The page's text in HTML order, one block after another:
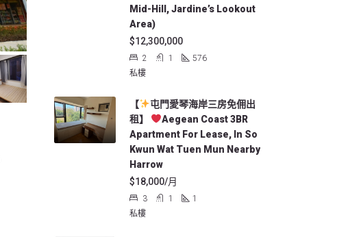
Mid-Hill, Jardine’s Lookout
Area)
$12,300,000
2 1
576
私樓
【
屯門愛琴海岸三房免佣出
租】
Aegean Coast 3BR
Apartment For Lease, In So
Kwun Wat Tuen Mun Nearby
Harrow
$18,000/月
3 1
1
私樓